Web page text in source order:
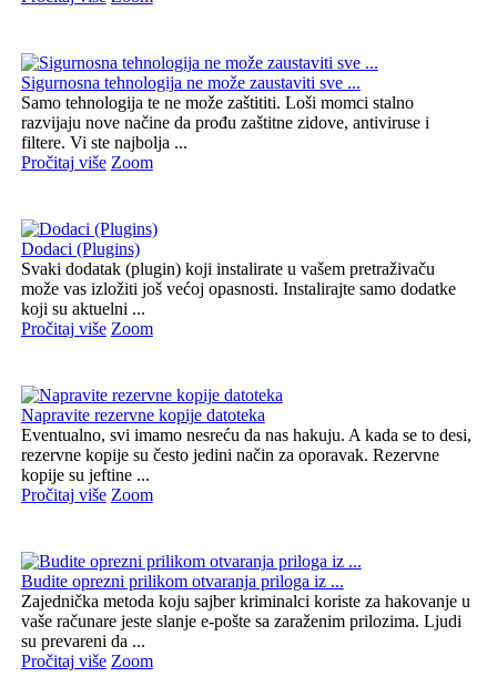
Sigurnosna tehnologija ne može zaustaviti sve ...
Samo tehnologija te ne može zaštititi. Loši momci stalno
razvijaju nove načine da prođu zaštitne zidove, antiviruse i
filtere. Vi ste najbolja ...
Pročitaj više Zoom
Dodaci (Plugins)
Svaki dodatak (plugin) koji instalirate u vašem pretraživaču
može vas izložiti još većoj opasnosti. Instalirajte samo dodatke
koji su aktuelni ...
Pročitaj više Zoom
Napravite rezervne kopije datoteka
Eventualno, svi imamo nesreću da nas hakuju. A kada se to desi,
rezervne kopije su često jedini način za oporavak. Rezervne
kopije su jeftine ...
Pročitaj više Zoom
Budite oprezni prilikom otvaranja priloga iz ...
Zajednička metoda koju sajber kriminalci koriste za hakovanje u
vaše računare jeste slanje e-pošte sa zaraženim prilozima. Ljudi
su prevareni da ...
Pročitaj više Zoom